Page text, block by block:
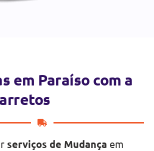
em Paraíso com a
serviços de Mudança em